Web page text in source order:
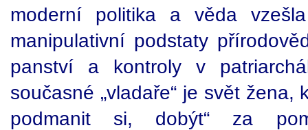
moderní politika a věda
manipulativní podstaty
panství a kontroly v
současné „vladaře“ je svět žena,
podmanit si, dobýt“ za